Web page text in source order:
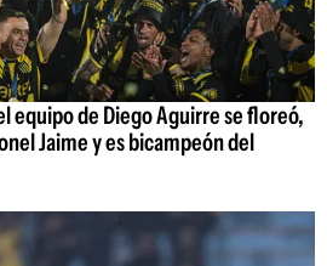
equipo de Diego Aguirre se floreó,
Jaime y es bicampeón del